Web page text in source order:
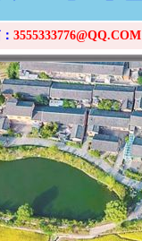
3555333776@QQ.COM